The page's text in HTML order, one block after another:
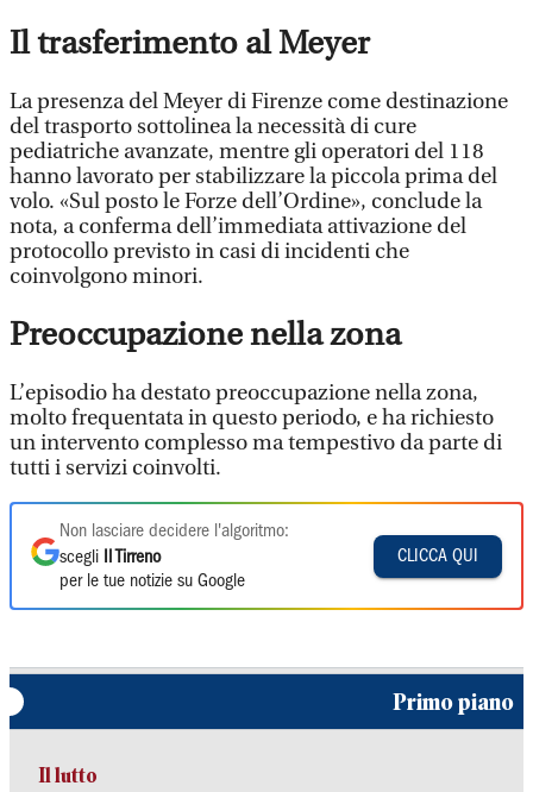
Il trasferimento al Meyer
La presenza del Meyer di Firenze come destinazione
del trasporto sottolinea la necessità di cure
pediatriche avanzate, mentre gli operatori del 118
hanno lavorato per stabilizzare la piccola prima del
volo. «Sul posto le Forze dell’Ordine», conclude la
nota, a conferma dell’immediata attivazione del
protocollo previsto in casi di incidenti che
coinvolgono minori.
Preoccupazione nella zona
L’episodio ha destato preoccupazione nella zona,
molto frequentata in questo periodo, e ha richiesto
un intervento complesso ma tempestivo da parte di
tutti i servizi coinvolti.
Non lasciare decidere l'algoritmo:
scegli
Il Tirreno
per le tue notizie su Google
CLICCA QUI
Primo piano
Il lutto